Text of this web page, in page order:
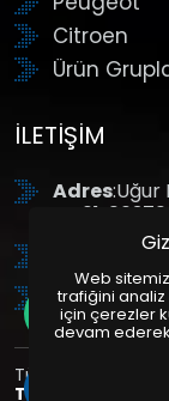
Citroen
Ürün
İLETIŞIM
Adres:Uğur
No:61,
: +90
GSM: +90
Tüm Hakları
Tasarım
Web
trafiğini analiz
için çerezler
devam